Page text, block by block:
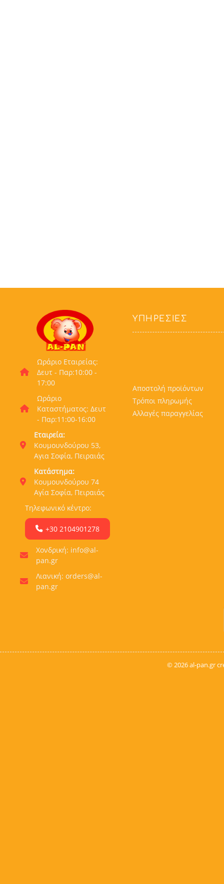
Ωράριο Εταιρείας:
Δευτ - Παρ:10:00 -
17:00
Ωράριο
Καταστήματος: Δευτ
- Παρ:11:00-16:00
Εταιρεία:
Κουμουνδούρου 53,
Αγια Σοφία, Πειραιάς
Κατάστημα:
Κουμουνδούρου 74
Αγία Σοφία, Πειραιάς
Τηλεφωνικό κέντρο:
+30 2104901278
Χονδρική: info@al-
pan.gr
Λιανική: orders@al-
pan.gr
ΥΠΗΡΕΣΊΕΣ
Αποστολή προϊόντων
Τρόποι πληρωμής
Αλλαγές παραγγελίας
© 2026 al-pan.gr